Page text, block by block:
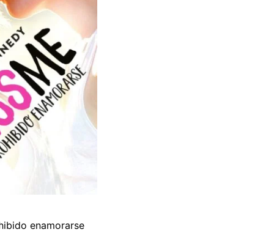
enamorarse